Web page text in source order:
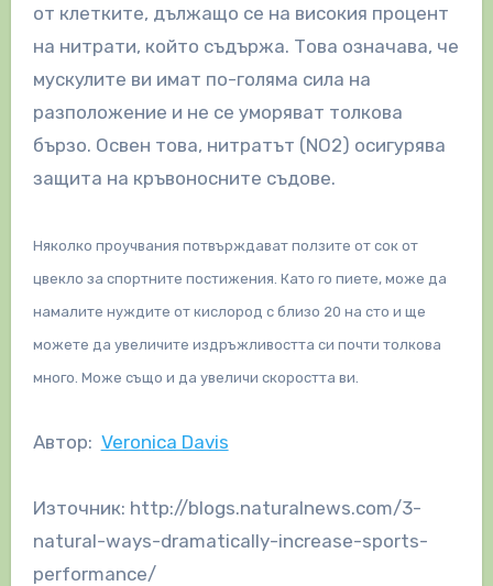
от клетките, дължащо се на високия процент
на нитрати, който съдържа. Това означава, че
мускулите ви имат по-голяма сила на
разположение и не се уморяват толкова
бързо. Освен това, нитратът (NO2) осигурява
защита на кръвоносните съдове.
Няколко проучвания потвърждават ползите от сок от
цвекло за спортните постижения. Като го пиете, може да
намалите нуждите от кислород с близо 20 на сто и ще
можете да увеличите издръжливостта си почти толкова
много. Може също и да увеличи скоростта ви.
Автор: Veronica Davis
Източник: http://blogs.naturalnews.com/3-
natural-ways-dramatically-increase-sports-
performance/